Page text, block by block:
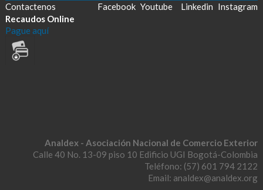
Contactenos Facebook Youtube Linkedin Instagram
Recaudos Online
Pague aquí
Analdex - Asociación Nacional de Comercio Exterior
Calle 40 No. 13-09 piso 10 Edificio UGI Bogotá-Colombia
Teléfono: (57) 601 794 2122
Email: analdex@analdex.org